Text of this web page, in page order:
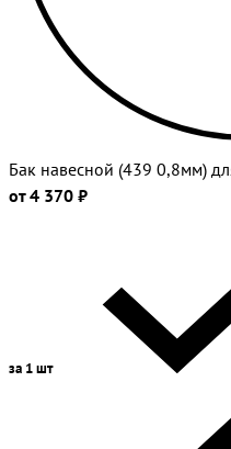
Бак навесной (439 0,8мм)
от 4 370 ₽
за 1 шт